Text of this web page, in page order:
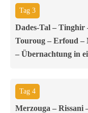
Tag 3
Dades-Tal – Tinghir
Touroug – Erfoud –
– Übernachtung in
Tag 4
Merzouga – Rissani